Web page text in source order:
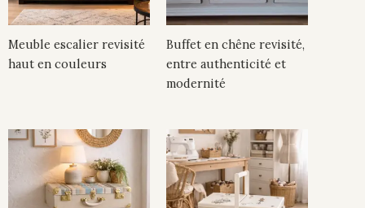
Meuble escalier revisité
haut en couleurs
Buffet en chêne revisité,
entre authenticité et
modernité